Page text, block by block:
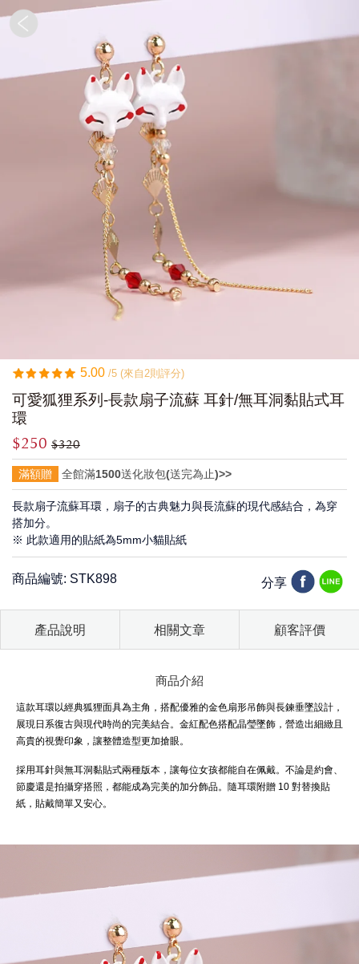
5.00 /5 (來自2則評分)
可愛狐狸系列-長款扇子流蘇 耳針/無耳洞黏貼式耳
環
$250 $320
滿額贈 全館滿1500送化妝包(送完為止)>>
長款扇子流蘇耳環，扇子的古典魅力與長流蘇的現代感結合，為穿
搭加分。
※ 此款適用的貼紙為5mm小貓貼紙
商品編號: STK898 分享
產品說明 相關文章 顧客評價
商品介紹
這款耳環以經典狐狸面具為主角，搭配優雅的金色扇形吊飾與長鍊垂墜設計，
展現日系復古與現代時尚的完美結合。金紅配色搭配晶瑩墜飾，營造出細緻且
高貴的視覺印象，讓整體造型更加搶眼。
採用耳針與無耳洞黏貼式兩種版本，讓每位女孩都能自在佩戴。不論是約會、
節慶還是拍攝穿搭照，都能成為完美的加分飾品。隨耳環附贈 10 對替換貼
紙，貼戴簡單又安心。